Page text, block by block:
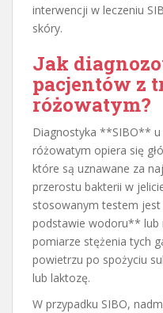
interwencji w leczeniu
skóry.
Jak
pacjentów z
różowatym?
Diagnostyka **SIBO**
różowatym opiera się
które są uznawane za
przerostu bakterii w
stosowanym testem
podstawie wodoru** lub
pomiarze stężenia tych
powietrzu po spożyciu
lub laktozę.
W przypadku SIBO,